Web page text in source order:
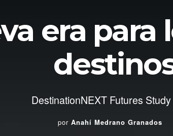
era para
DestinationNEXT Futures
por Anahí Medrano Granados